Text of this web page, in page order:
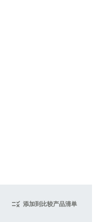
添加到比较产品清单